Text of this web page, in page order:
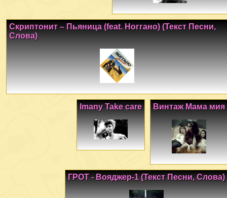
Скриптонит – Пьяница (feat. Ноггано) (Текст Песни,
Слова)
Винтаж Мама мия
Imany Take care
ГРОТ - Вояджер-1 (Текст Песни, Слова)